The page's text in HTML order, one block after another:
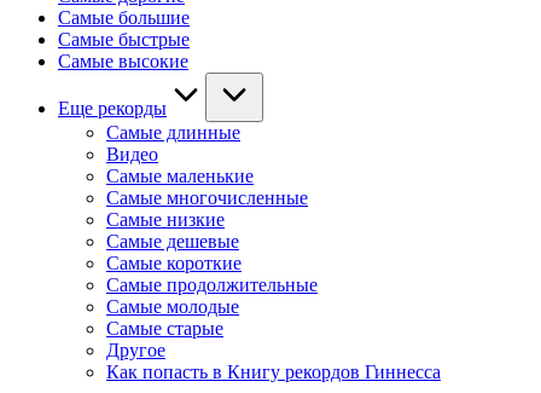
Самые большие
Самые быстрые
Самые высокие
Еще рекорды
Самые длинные
Видео
Самые маленькие
Самые многочисленные
Самые низкие
Самые дешевые
Самые короткие
Самые продолжительные
Самые молодые
Самые старые
Другое
Как попасть в Книгу рекордов Гиннесса